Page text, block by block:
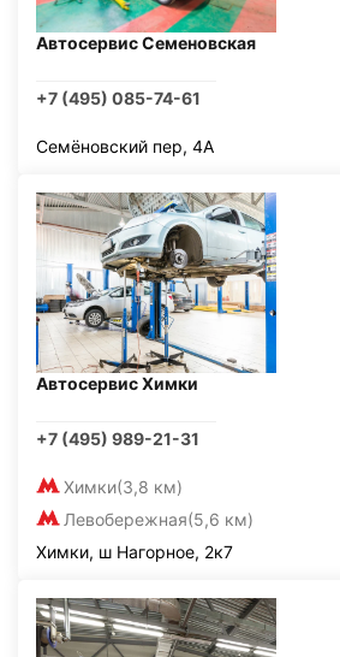
Автосервис Семеновская
+7 (495) 085-74-61
Семёновский пер, 4А
Автосервис Химки
+7 (495) 989-21-31
Химки(3,8 км)
Левобережная(5,6 км)
Химки, ш Нагорное, 2к7